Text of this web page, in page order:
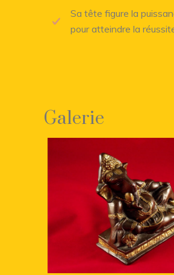
Sa tête figure la
pour atteindre la
Galerie